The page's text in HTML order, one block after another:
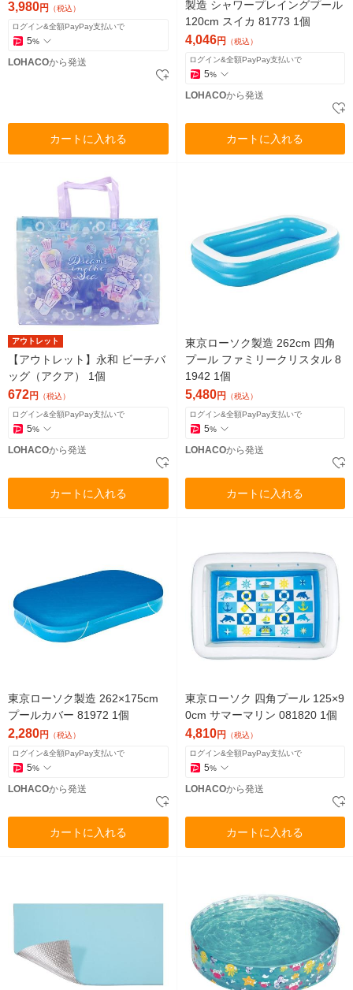
3,980円 （税込）
ログイン&全額PayPay支払いで
5%
LOHACOから発送
カートに入れる
製造 シャワープレイングプール
120cm スイカ 81773 1個
4,046円 （税込）
ログイン&全額PayPay支払いで
5%
LOHACOから発送
カートに入れる
アウトレット
【アウトレット】永和 ビーチバ
ッグ（アクア） 1個
672円 （税込）
ログイン&全額PayPay支払いで
5%
LOHACOから発送
カートに入れる
東京ローソク製造 262cm 四角
プール ファミリークリスタル 8
1942 1個
5,480円 （税込）
ログイン&全額PayPay支払いで
5%
LOHACOから発送
カートに入れる
東京ローソク製造 262×175cm
プールカバー 81972 1個
2,280円 （税込）
ログイン&全額PayPay支払いで
5%
LOHACOから発送
カートに入れる
東京ローソク 四角プール 125×9
0cm サマーマリン 081820 1個
4,810円 （税込）
ログイン&全額PayPay支払いで
5%
LOHACOから発送
カートに入れる